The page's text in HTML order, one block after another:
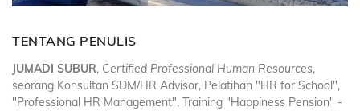
TENTANG PENULIS
JUMADI SUBUR, Certified Professional Human Resources,
seorang Konsultan SDM/HR Advisor, Pelatihan "HR for School",
"Professional HR Management", Training "Happiness Pension" -